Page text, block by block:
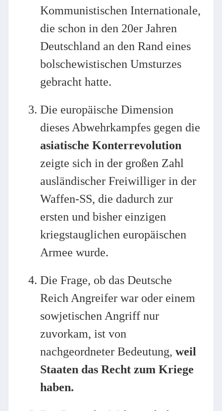
Kommunistischen Internationale,
die schon in den 20er Jahren
Deutschland an den Rand eines
bolschewistischen Umsturzes
gebracht hatte.
Die europäische Dimension
dieses Abwehrkampfes gegen die
asiatische Konterrevolution
zeigte sich in der großen Zahl
ausländischer Freiwilliger in der
Waffen-SS, die dadurch zur
ersten und bisher einzigen
kriegstauglichen europäischen
Armee wurde.
Die Frage, ob das Deutsche
Reich Angreifer war oder einem
sowjetischen Angriff nur
zuvorkam, ist von
nachgeordneter Bedeutung, weil
Staaten das Recht zum Kriege
haben.